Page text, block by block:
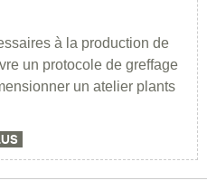
à la production de
un protocole de greffage
un atelier plants